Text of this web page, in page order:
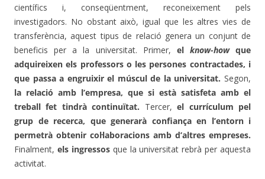
científics i, conseqüentment, reconeixement pels
investigadors. No obstant això, igual que les altres vies de
transferència, aquest tipus de relació genera un conjunt de
beneficis per a la universitat. Primer, el know-howque
adquireixen els professors o les persones contractades, i
que passa a engruixir el múscul de la universitat. Segon,
la relació amb l’empresa, que si està satisfeta amb el
treball fet tindrà continuïtat. Tercer,el currículum pel
grup de recerca, que generarà confiança en l’entorn i
permetrà obtenir col·laboracions amb d’altres empreses.
Finalment, els ingressosque la universitat rebrà per aquesta
activitat.